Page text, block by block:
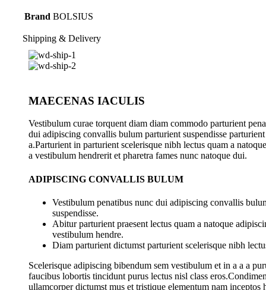
Brand BOLSIUS
Shipping & Delivery
MAECENAS IACULIS
Vestibulum curae torquent diam diam commodo parturient
dui adipiscing convallis bulum parturient suspendisse parturient
a.Parturient in parturient scelerisque nibh lectus quam a
a vestibulum hendrerit et pharetra fames nunc natoque dui.
ADIPISCING CONVALLIS BULUM
Vestibulum penatibus nunc dui adipiscing convallis
suspendisse.
Abitur parturient praesent lectus quam a natoque
vestibulum hendre.
Diam parturient dictumst parturient scelerisque nibh
Scelerisque adipiscing bibendum sem vestibulum et in a a a
faucibus lobortis tincidunt purus lectus nisl class
ullamcorper dictumst mus et tristique elementum nam inceptos